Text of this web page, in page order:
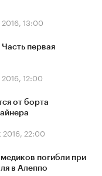
2016, 13:00
первая
12:00
от борта
2016, 22:00
погибли при
в Алеппо